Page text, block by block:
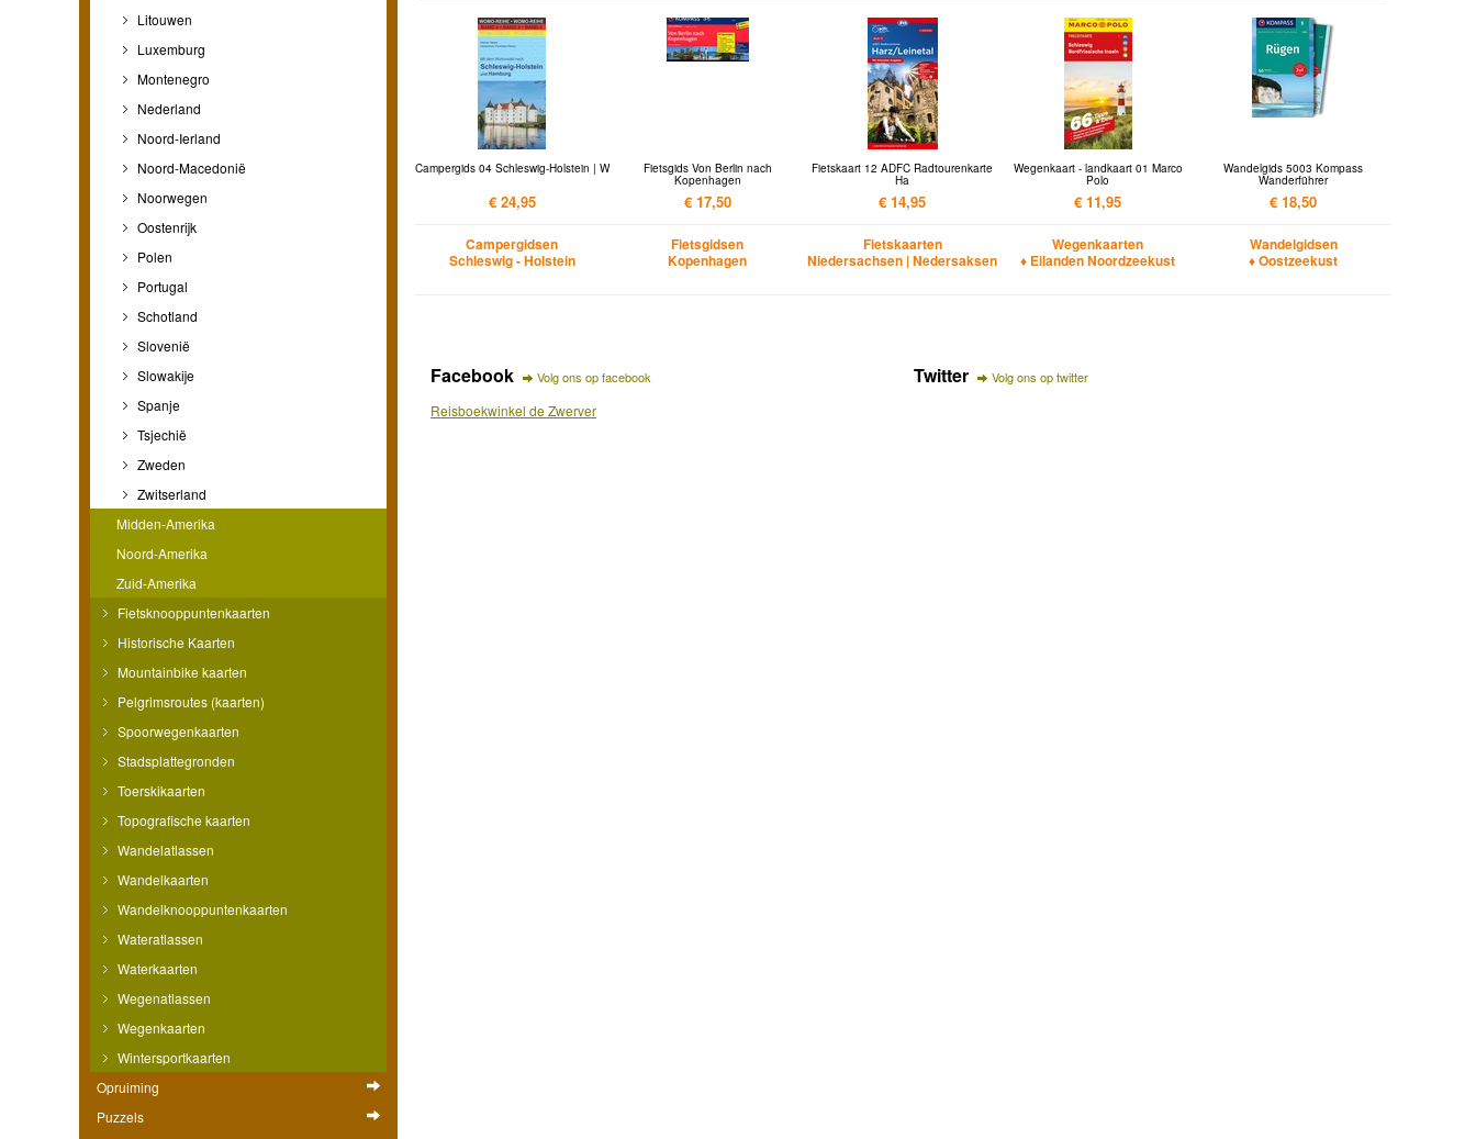
Litouwen
Luxemburg
Montenegro
Nederland
Noord-Ierland
Noord-Macedonië
Noorwegen
Oostenrijk
Polen
Portugal
Schotland
Slovenië
Slowakije
Spanje
Tsjechië
Zweden
Zwitserland
Midden-Amerika
Noord-Amerika
Zuid-Amerika
Fietsknooppuntenkaarten
Historische Kaarten
Mountainbike kaarten
Pelgrimsroutes (kaarten)
Spoorwegenkaarten
Stadsplattegronden
Toerskikaarten
Topografische kaarten
Wandelatlassen
Wandelkaarten
Wandelknooppuntenkaarten
Wateratlassen
Waterkaarten
Wegenatlassen
Wegenkaarten
Wintersportkaarten
Opruiming
Puzzels
Campergids 04 Schleswig-Holstein | W
€ 24,95
Campergidsen
Schleswig - Holstein
Fietsgids Von Berlin nach
Kopenhagen
€ 17,50
Fietsgidsen
Kopenhagen
Fietskaart 12 ADFC Radtourenkarte
Ha
€ 14,95
Fietskaarten
Niedersachsen | Nedersaksen
Wegenkaart - landkaart 01 Marco
Polo
€ 11,95
Wegenkaarten
♦ Eilanden Noordzeekust
Wandelgids 5003 Kompass
Wanderführer
€ 18,50
Wandelgidsen
♦ Oostzeekust
Facebook Volg ons op facebook
Reisboekwinkel de Zwerver
Twitter Volg ons op twitter